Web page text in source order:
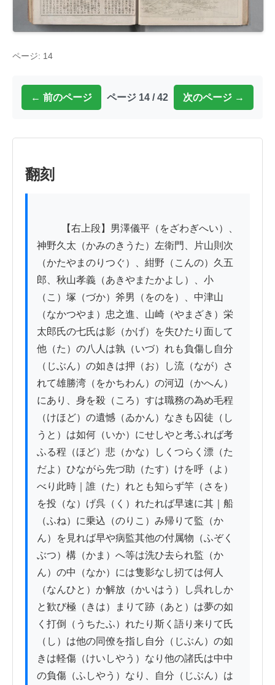
ページ: 14
← 前のページ ページ 14 / 42 次のページ →
翻刻
神野久太（かみのきうた）左衛門、片山則次
（かたやまのりつぐ）、紺野（こんの）久五
郎、秋山孝義（あきやまたかよし）、小
（こ）塚（づか）斧男（をのを）、中津山
（なかつやま）忠之進、山崎（やまざき）栄
太郎氏の七氏は影（かげ）を失ひたり面して
他（た）の八人は孰（いづ）れも負傷し自分
（じぶん）の如きは押（お）し流（なが）さ
れて雄勝湾（をかちわん）の河辺（かへん）
にあり、身を殺（ころ）すは職務の為め毛程
（けほど）の遺憾（ゐかん）なきも囚徒（し
うと）は如何（いか）にせしやと考ふれば考
ふる程（ほど）悲（かな）しくつらく漂（た
だよ）ひながら先づ助（たす）けを呼（よ）
べり此時｜誰（た）れとも知らず竿（さを）
を投（な）げ呉（く）れたれば早速に其｜船
（ふね）に乗込（のりこ）み帰りて監（か
ん）を見れば早や病監其他の付属物（ふぞく
ぶつ）構（かま）へ等は洗ひ去られ監（か
ん）の中（なか）には隻影なし扨ては何人
（なんひと）か解放（かいはう）し呉れしか
と歓び極（きは）まりて跡（あと）は夢の如
く打倒（うちたふ）れたり斯く語り来りて氏
（し）は他の同僚を指し自分（じぶん）の如
きは軽傷（けいしやう）なり他の諸氏は中中
の負傷（ふしやう）なり、自分（じぶん）は